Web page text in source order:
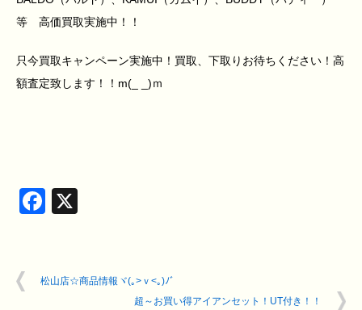
等 高価買取実施中！！
只今買取キャンペーン実施中！買取、下取りお待ちください！高
額査定致します！！m(_ _)ｍ
Facebook
松山店☆商品情報ヾ(｡>ｖ<｡)ﾉﾞ
超～お買い得アイアンセット！UT付き！！